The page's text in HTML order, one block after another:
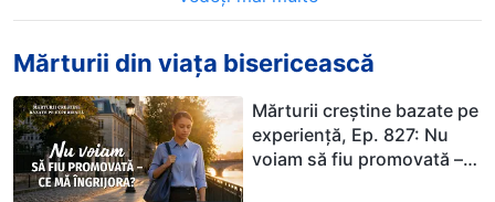
Mărturii din viața bisericească
Mărturii creștine bazate pe
experiență, Ep. 827: Nu
voiam să fiu promovată –